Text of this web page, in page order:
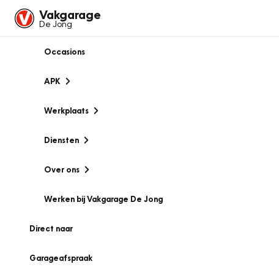
Vakgarage
De Jong
Occasions
APK
Werkplaats
Diensten
Over ons
Werken bij Vakgarage De Jong
Direct naar
Garageafspraak